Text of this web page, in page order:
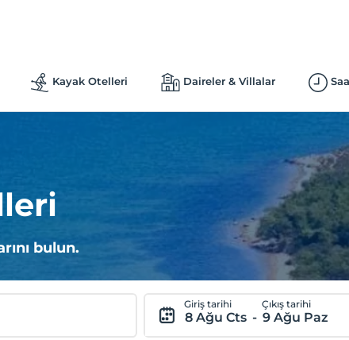
Kayak Otelleri Daireler & Villalar
bulun.
Giriş tarihi
8 Ağu Cts -
Çıkış tarihi
9 Ağu Paz